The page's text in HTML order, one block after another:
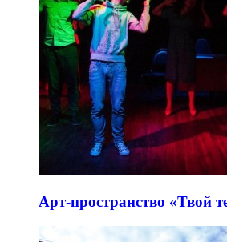
Арт-пространство «Твой